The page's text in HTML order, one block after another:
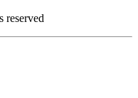
reserved